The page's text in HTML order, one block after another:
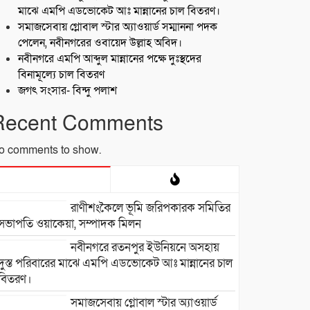
মাঝে এমপি এডভোকেট আঃ মান্নানের চাল বিতরণ।
সমাজসেবায় গ্লোবাল স্টার অ্যাওয়ার্ড সম্মাননা পদক
পেলেন, নবীনগরের ওবায়েদ উল্লাহ অবিদ।
নবীনগরে এমপি আব্দুল মান্নানের পক্ষে দুঃস্থদের
বিনামূল্যে চাল বিতরণ
জগৎ সংসার- বিন্দু পলাশ
Comments
comments to show.
রাণীশংকৈলে ভূমি জরিপকারক সমিতির
ওয়াকেয়া, সম্পাদক মিলন
নবীনগরে রতনপুর ইউনিয়নে অসহায়
পরিবারের মাঝে এমপি এডভোকেট আঃ মান্নানের চাল
সমাজসেবায় গ্লোবাল স্টার অ্যাওয়ার্ড